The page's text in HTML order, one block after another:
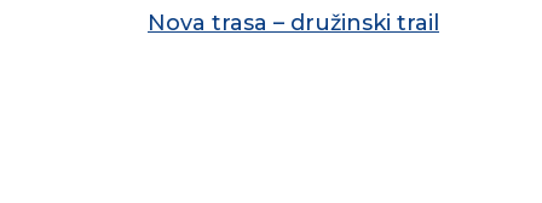
Nova trasa – družinski trail